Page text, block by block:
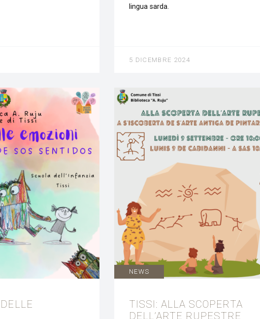
lingua sarda.
5 DICEMBRE 2024
NEWS
TISSI: ALLA SCOPERTA
DELL’ARTE RUPESTRE